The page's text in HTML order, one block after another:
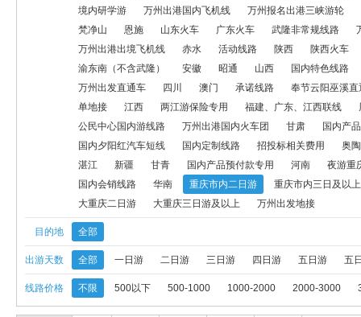
国内特色线路 四川（除九寨沟汽车） 户外大巴
公民中心国内游线路 万州出港国内火车团 甘肃 国内产品定
招投标相关费用 奥陶纪一日游 奥陶纪二日及以上游 海陵岛
周边康养 河北 西安 国内会销线路 华南
境内研学游
万州出港国内飞机线
万州报名出港三峡游轮
梵净山
恩施 山东火车 广东火车 武隆非常规线路
万州出港出境飞机线
赤水 活动线路 陕西
陕西火车
渝东南（不含武隆）
安徽 昭通 山西
国内特色线路
万州出发直通车
四川 澳门 承诺线路
奉节云阳巫溪直
单地接
江西 两江游保险专用 福建、广东、江西联线
公民中心国内游线路
万州出港国内火车团 甘肃
国内产
国内夕阳红汽车短线
国内定制线路 招投标相关费用
奥
湛江
新疆 甘青 国内产品预付款专用 河南
夜游重
国内会销线路
华南 重庆市内二日游
重庆市内三日及以上
大重庆二日游
大重庆三日游及以上 万州出发地接
目的地 全部
出游天数 全部 一日游 二日游 三日游 四日游 五日游 五
线路价格 不限 500以下 500-1000 1000-2000 2000-3000